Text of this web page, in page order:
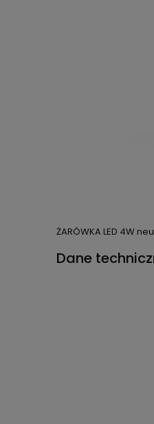
ŻARÓWKA LED 4W
Dane